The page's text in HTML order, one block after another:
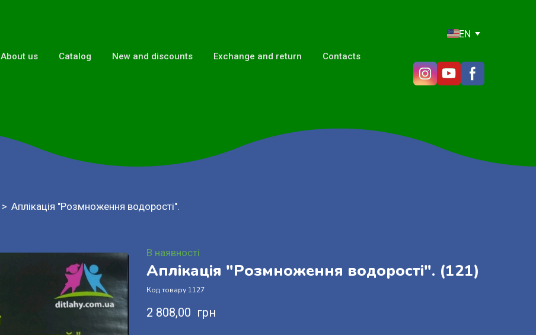
About us Catalog New and discounts Exchange and return Contacts
EN
Аплікація "Розмноження водорості".
В наявності
Аплікація "Розмноження водорості". (121)
Код товару 1127
2 808,00  грн